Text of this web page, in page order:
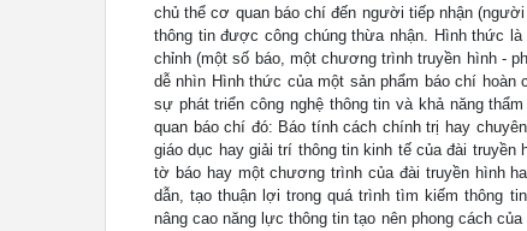
chủ thể cơ quan báo chí đến người tiếp nhận
thông tin được công chúng thừa nhận. Hình thức
chỉnh (một số báo, một chương trình truyền hình -
dễ nhìn Hình thức của một sản phẩm báo chí
sự phát triển công nghệ thông tin và khả năng
quan báo chí đó: Báo tính cách chính trị hay
giáo dục hay giải trí thông tin kinh tế của đài
tờ báo hay một chương trình của đài truyền hình
dẫn, tạo thuận lợi trong quá trình tìm kiếm thông
nâng cao năng lực thông tin tạo nên phong cách